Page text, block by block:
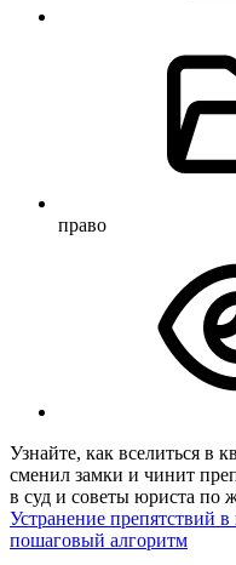
право
Узнайте, как вселиться в
сменил замки и чинит
в суд и советы юриста
Устранение препятствий
пошаговый алгоритм